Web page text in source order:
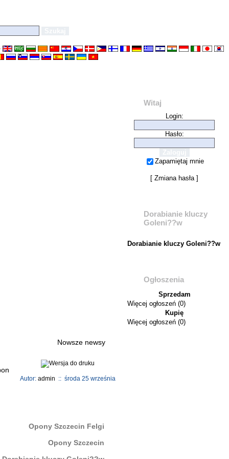
Nowsze newsy
Autor: admin :: środa 25 września
Opony Szczecin Felgi
Opony Szczecin
Witaj
Login:
Hasło:
Zapamiętaj mnie
[ Zmiana hasła]
Dorabianie kluczy
Goleni??w
Dorabianie kluczy Goleni??w
Ogłoszenia
Sprzedam
Więcej ogłoszeń (0)
Kupię
Więcej ogłoszeń (0)